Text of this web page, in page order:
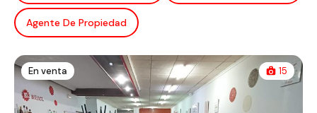
Agente De Propiedad
En venta 15